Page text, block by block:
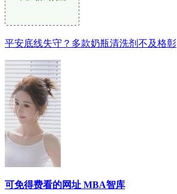
平安底线失守？多款奶瓶清洗剂不及格彰
可免得费看的网址 MBA智库